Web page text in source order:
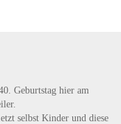
Geburtstag hier am
selbst Kinder und diese